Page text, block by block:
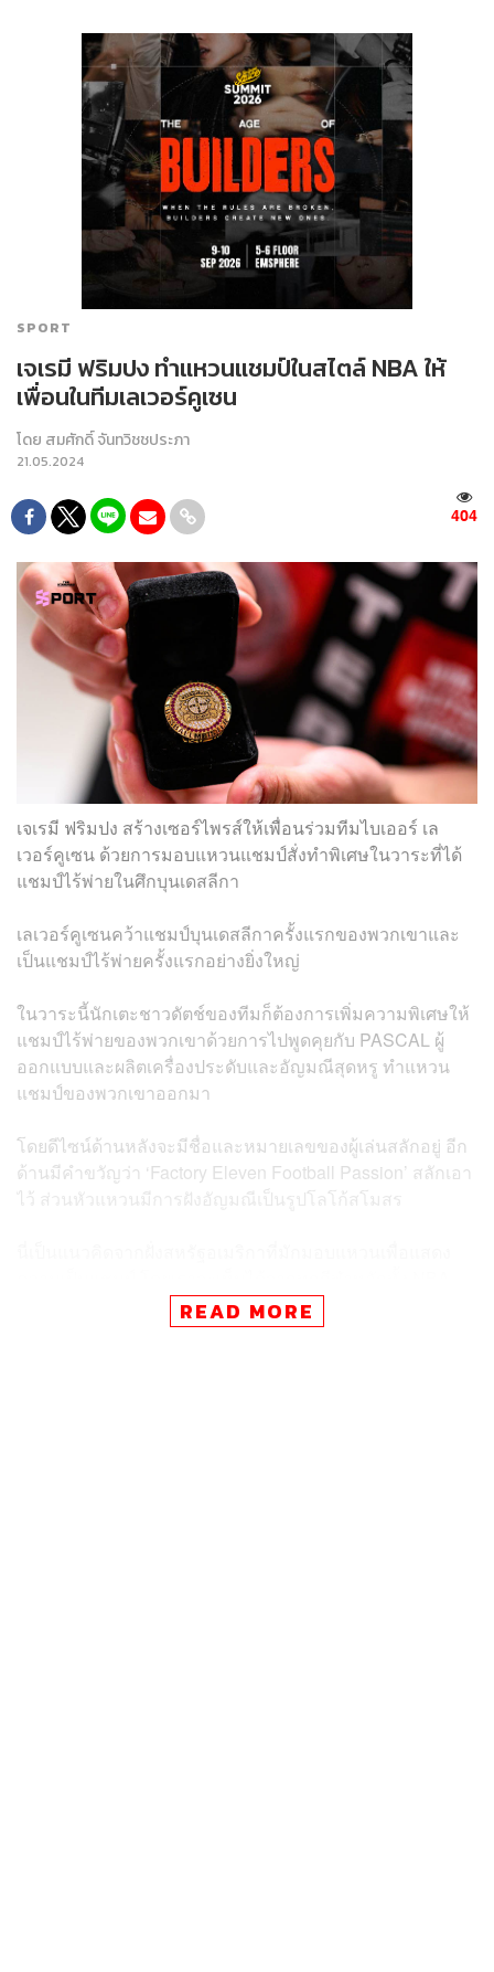
SPORT
เจเรมี ฟริมปง ทำแหวนแชมป์ในสไตล์ NBA ให้
เพื่อนในทีมเลเวอร์คูเซน
โดย สมศักดิ์ จันทวิชชประภา
21.05.2024
404
เจเรมี ฟริมปง สร้างเซอร์ไพรส์ให้เพื่อนร่วมทีมไบเออร์ เล
เวอร์คูเซน ด้วยการมอบแหวนแชมป์สั่งทำพิเศษในวาระที่ได้
แชมป์ไร้พ่ายในศึกบุนเดสลีกา
เลเวอร์คูเซนคว้าแชมป์บุนเดสลีกาครั้งแรกของพวกเขาและ
เป็นแชมป์ไร้พ่ายครั้งแรกอย่างยิ่งใหญ่
ในวาระนี้นักเตะชาวดัตช์ของทีมก็ต้องการเพิ่มความพิเศษให้
แชมป์ไร้พ่ายของพวกเขาด้วยการไปพูดคุยกับ PASCAL ผู้
ออกแบบและผลิตเครื่องประดับและอัญมณีสุดหรู ทำแหวน
แชมป์ของพวกเขาออกมา
โดยดีไซน์ด้านหลังจะมีชื่อและหมายเลขของผู้เล่นสลักอยู่ อีก
ด้านมีคำขวัญว่า ‘Factory Eleven Football Passion’ สลักเอา
ไว้ ส่วนหัวแหวนมีการฝังอัญมณีเป็นรูปโลโก้สโมสร
NFL, NHL และ MLB READ MORE